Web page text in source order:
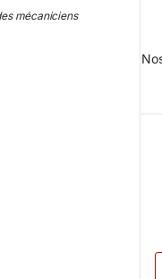
mécaniciens